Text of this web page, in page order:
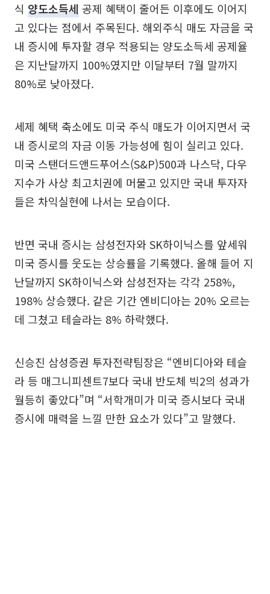
식 양도소득세 공제 혜택이 줄어든 이후에도 이어지
고 있다는 점에서 주목된다. 해외주식 매도 자금을 국
내 증시에 투자할 경우 적용되는 양도소득세 공제율
은 지난달까지 100%였지만 이달부터 7월 말까지
80%로 낮아졌다.
세제 혜택 축소에도 미국 주식 매도가 이어지면서 국
내 증시로의 자금 이동 가능성에 힘이 실리고 있다.
미국 스탠더드앤드푸어스(S&P)500과 나스닥, 다우
지수가 사상 최고치권에 머물고 있지만 국내 투자자
들은 차익실현에 나서는 모습이다.
반면 국내 증시는 삼성전자와 SK하이닉스를 앞세워
미국 증시를 웃도는 상승률을 기록했다. 올해 들어 지
난달까지 SK하이닉스와 삼성전자는 각각 258%,
198% 상승했다. 같은 기간 엔비디아는 20% 오르는
데 그쳤고 테슬라는 8% 하락했다.
신승진 삼성증권 투자전략팀장은 “엔비디아와 테슬
라 등 매그니피센트7보다 국내 반도체 빅2의 성과가
월등히 좋았다”며 “서학개미가 미국 증시보다 국내
증시에 매력을 느낄 만한 요소가 있다”고 말했다.